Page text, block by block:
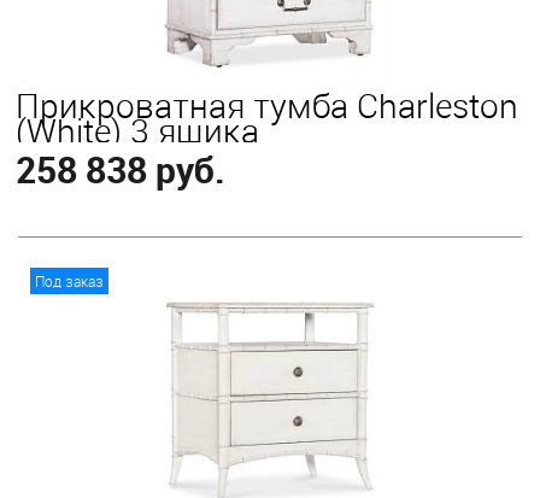
Прикроватная тумба Charleston
(White) 3 ящика
258 838 руб.
Под заказ